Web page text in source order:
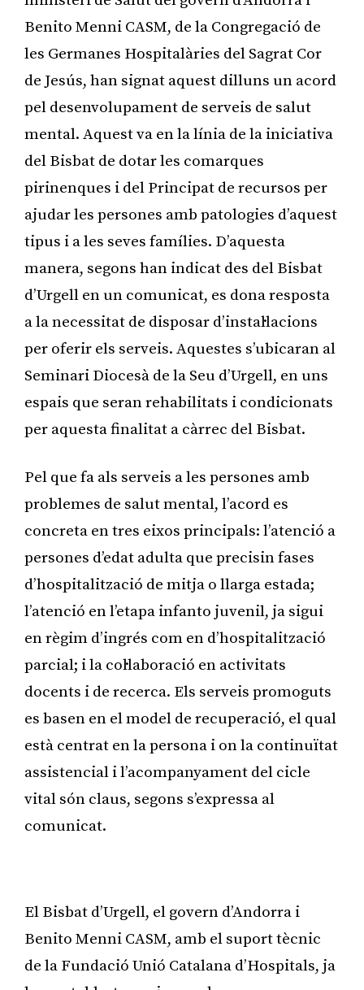
Benito Menni CASM, de la Congregació de
les Germanes Hospitalàries del Sagrat Cor
de Jesús, han signat aquest dilluns un acord
pel desenvolupament de serveis de salut
mental. Aquest va en la línia de la iniciativa
del Bisbat de dotar les comarques
pirinenques i del Principat de recursos per
ajudar les persones amb patologies d’aquest
tipus i a les seves famílies. D’aquesta
manera, segons han indicat des del Bisbat
d’Urgell en un comunicat, es dona resposta
a la necessitat de disposar d’instal·lacions
per oferir els serveis. Aquestes s’ubicaran al
Seminari Diocesà de la Seu d’Urgell, en uns
espais que seran rehabilitats i condicionats
per aquesta finalitat a càrrec del Bisbat.
Pel que fa als serveis a les persones amb
problemes de salut mental, l’acord es
concreta en tres eixos principals: l’atenció a
persones d’edat adulta que precisin fases
d’hospitalització de mitja o llarga estada;
l’atenció en l’etapa infanto juvenil, ja sigui
en règim d’ingrés com en d’hospitalització
parcial; i la col·laboració en activitats
docents i de recerca. Els serveis promoguts
es basen en el model de recuperació, el qual
està centrat en la persona i on la continuïtat
assistencial i l’acompanyament del cicle
vital són claus, segons s’expressa al
comunicat.
El Bisbat d’Urgell, el govern d’Andorra i
Benito Menni CASM, amb el suport tècnic
de la Fundació Unió Catalana d’Hospitals, ja